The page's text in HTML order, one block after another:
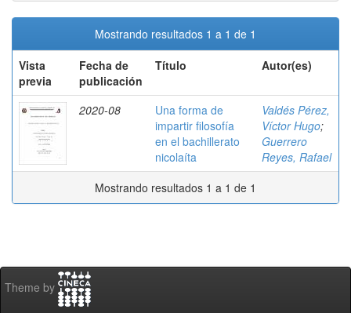
Mostrando resultados 1 a 1 de 1
Vista
previa
Fecha de
publicación
Título Autor(es)
2020-08
Una forma de
impartir filosofía
en el bachillerato
nicolaíta
Valdés Pérez,
Víctor Hugo;
Guerrero
Reyes, Rafael
Mostrando resultados 1 a 1 de 1
Theme by